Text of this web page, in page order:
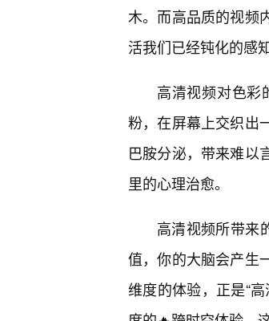
木。而高品质的视频
活我们已经钝化的感
高清视频对色彩
粉，在屏幕上交织出
巴胺分泌，带来难以
里的心理治愈。
高清视频所带来
值，你的大脑会产生
维度的体验，正是“